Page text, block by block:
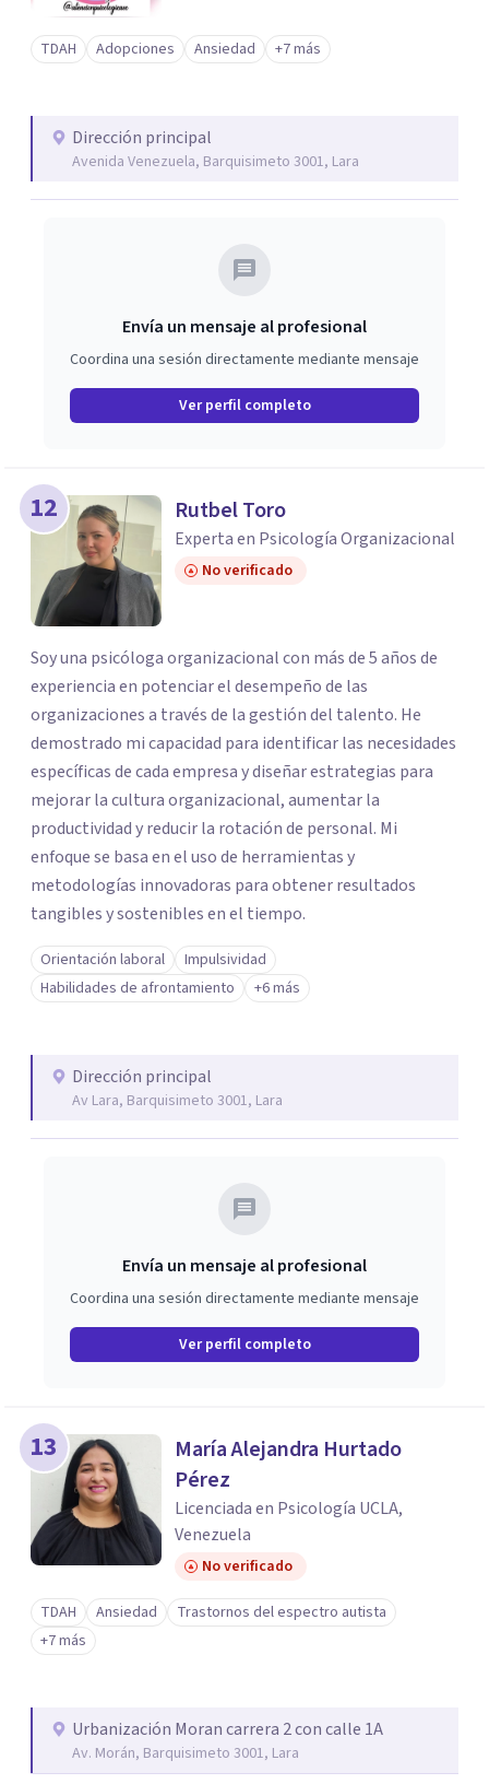
TDAH Adopciones Ansiedad +7 más
Dirección principal
Avenida Venezuela, Barquisimeto 3001, Lara
Envía un mensaje al profesional
Coordina una sesión directamente mediante mensaje
Ver perfil completo
12 Rutbel Toro
Experta en Psicología Organizacional
No verificado
Soy una psicóloga organizacional con más de 5 años de
experiencia en potenciar el desempeño de las
organizaciones a través de la gestión del talento. He
demostrado mi capacidad para identificar las necesidades
específicas de cada empresa y diseñar estrategias para
mejorar la cultura organizacional, aumentar la
productividad y reducir la rotación de personal. Mi
enfoque se basa en el uso de herramientas y
metodologías innovadoras para obtener resultados
tangibles y sostenibles en el tiempo.
Orientación laboral
Impulsividad
Habilidades de afrontamiento
+6 más
Dirección principal
Av Lara, Barquisimeto 3001, Lara
Envía un mensaje al profesional
Coordina una sesión directamente mediante mensaje
Ver perfil completo
13
María Alejandra Hurtado
Pérez
Licenciada en Psicología UCLA,
Venezuela
No verificado
TDAH Ansiedad
Trastornos del espectro autista
+7 más
Urbanización Moran carrera 2 con calle 1A
Av. Morán, Barquisimeto 3001, Lara